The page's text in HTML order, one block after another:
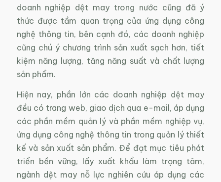
doanh nghiệp dệt may trong nước cũng đã ý
thức được tầm quan trọng của ứng dụng công
nghệ thông tin, bên cạnh đó, các doanh nghiệp
cũng chú ý chương trình sản xuất sạch hơn, tiết
kiệm năng lượng, tăng năng suất và chất lượng
sản phẩm.
Hiện nay, phần lớn các doanh nghiệp dệt may
đều có trang web, giao dịch qua e-mail, áp dụng
các phần mềm quản lý và phần mềm nghiệp vụ,
ứng dụng công nghệ thông tin trong quản lý thiết
kế và sản xuất sản phẩm. Để đạt mục tiêu phát
triển bền vững, lấy xuất khẩu làm trọng tâm,
ngành dệt may nỗ lực nghiên cứu áp dụng các